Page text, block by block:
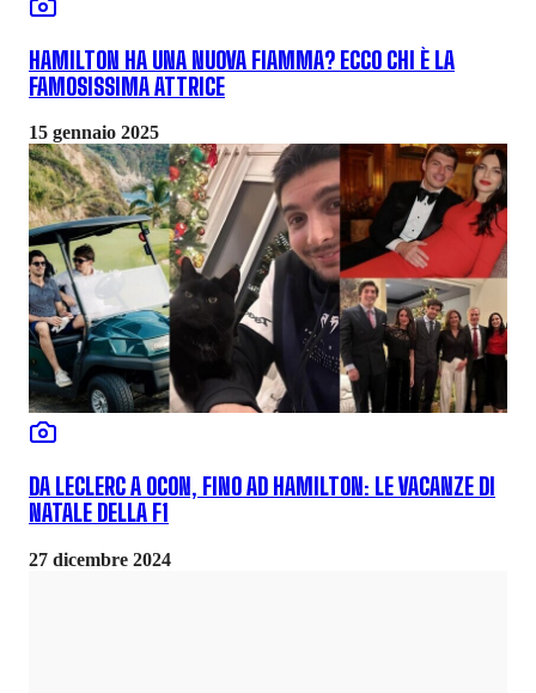
HAMILTON HA UNA NUOVA FIAMMA? ECCO CHI È LA
FAMOSISSIMA ATTRICE
15 gennaio 2025
DA LECLERC A OCON, FINO AD HAMILTON: LE VACANZE DI
NATALE DELLA F1
27 dicembre 2024